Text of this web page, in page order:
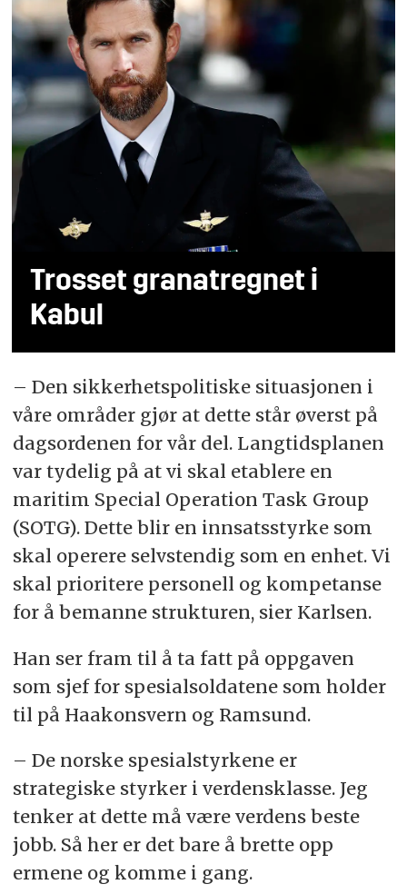
Trosset granatregnet i
Kabul
– Den sikkerhetspolitiske situasjonen i
våre områder gjør at dette står øverst på
dagsordenen for vår del. Langtidsplanen
var tydelig på at vi skal etablere en
maritim Special Operation Task Group
(SOTG). Dette blir en innsatsstyrke som
skal operere selvstendig som en enhet. Vi
skal prioritere personell og kompetanse
for å bemanne strukturen, sier Karlsen.
Han ser fram til å ta fatt på oppgaven
som sjef for spesialsoldatene som holder
til på Haakonsvern og Ramsund.
– De norske spesialstyrkene er
strategiske styrker i verdensklasse. Jeg
tenker at dette må være verdens beste
jobb. Så her er det bare å brette opp
ermene og komme i gang.